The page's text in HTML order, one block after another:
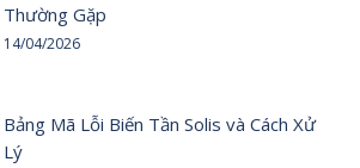
Thường Gặp
14/04/2026
Bảng Mã Lỗi Biến Tần Solis và Cách Xử
Lý